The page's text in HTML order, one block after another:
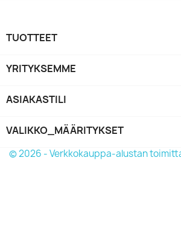
TUOTTEET
YRITYKSEMME
ASIAKASTILI
VALIKKO_MÄÄRITYKSET
© 2026 - Verkkokauppa-alustan